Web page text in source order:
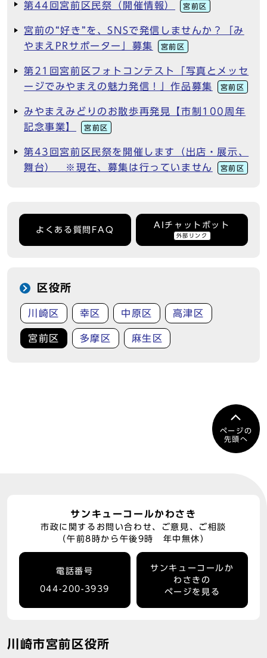
第44回宮前区民祭（開催情報） 宮前区
宮前の“好き”を、SNSで発信しませんか？「み
やまえPRサポーター」募集
宮前区
第21回宮前区フォトコンテスト「写真とメッセ
ージでみやまえの魅力発信！」作品募集
宮前区
みやまえみどりのお散歩再発見【市制100周年
記念事業】
宮前区
第43回宮前区民祭を開催します（出店・展示、
舞台） ※現在、募集は行っていません
宮前区
よくある質問FAQ
AIチャットボット
外部リンク
区役所
川崎区 幸区 中原区 高津区
宮前区 多摩区 麻生区
ページの
先頭へ
サンキューコールかわさき
市政に関するお問い合わせ、ご意見、ご相談
（午前8時から午後9時 年中無休）
電話番号
044-200-3939
サンキューコールか
わさきの
ページを見る
川崎市宮前区役所